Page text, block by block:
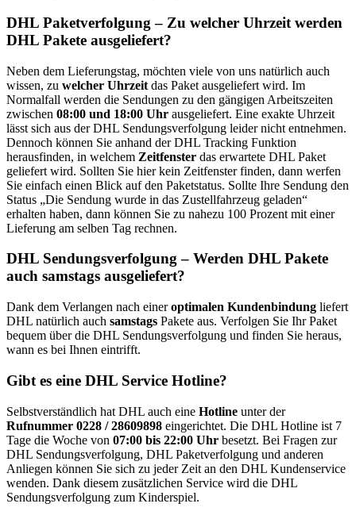
DHL Paketverfolgung – Zu welcher Uhrzeit werden
DHL Pakete ausgeliefert?
Neben dem Lieferungstag, möchten viele von uns natürlich auch
wissen, zu welcher Uhrzeit das Paket ausgeliefert wird. Im
Normalfall werden die Sendungen zu den gängigen Arbeitszeiten
zwischen 08:00 und 18:00 Uhr ausgeliefert. Eine exakte Uhrzeit
lässt sich aus der DHL Sendungsverfolgung leider nicht entnehmen.
Dennoch können Sie anhand der DHL Tracking Funktion
herausfinden, in welchem Zeitfenster das erwartete DHL Paket
geliefert wird. Sollten Sie hier kein Zeitfenster finden, dann werfen
Sie einfach einen Blick auf den Paketstatus. Sollte Ihre Sendung den
Status „Die Sendung wurde in das Zustellfahrzeug geladen“
erhalten haben, dann können Sie zu nahezu 100 Prozent mit einer
Lieferung am selben Tag rechnen.
DHL Sendungsverfolgung – Werden DHL Pakete
auch samstags ausgeliefert?
Dank dem Verlangen nach eineroptimalen Kundenbindung liefert
DHL natürlich auch samstags Pakete aus. Verfolgen Sie Ihr Paket
bequem über die DHL Sendungsverfolgung und finden Sie heraus,
wann es bei Ihnen eintrifft.
Gibt es eine DHL Service Hotline?
Selbstverständlich hat DHL auch eine Hotline unter der
Rufnummer 0228 / 28609898 eingerichtet. Die DHL Hotline ist 7
Tage die Woche von 07:00 bis 22:00 Uhr besetzt. Bei Fragen zur
DHL Sendungsverfolgung, DHL Paketverfolgung und anderen
Anliegen können Sie sich zu jeder Zeit an den DHL Kundenservice
wenden. Dank diesem zusätzlichen Service wird die DHL
Sendungsverfolgung zum Kinderspiel.